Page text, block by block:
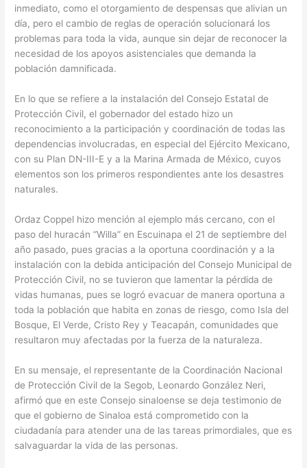
inmediato, como el otorgamiento de despensas que alivian un
día, pero el cambio de reglas de operación solucionará los
problemas para toda la vida, aunque sin dejar de reconocer la
necesidad de los apoyos asistenciales que demanda la
población damnificada.
En lo que se refiere a la instalación del Consejo Estatal de
Protección Civil, el gobernador del estado hizo un
reconocimiento a la participación y coordinación de todas las
dependencias involucradas, en especial del Ejército Mexicano,
con su Plan DN-III-E y a la Marina Armada de México, cuyos
elementos son los primeros respondientes ante los desastres
naturales.
Ordaz Coppel hizo mención al ejemplo más cercano, con el
paso del huracán “Willa” en Escuinapa el 21 de septiembre del
año pasado, pues gracias a la oportuna coordinación y a la
instalación con la debida anticipación del Consejo Municipal de
Protección Civil, no se tuvieron que lamentar la pérdida de
vidas humanas, pues se logró evacuar de manera oportuna a
toda la población que habita en zonas de riesgo, como Isla del
Bosque, El Verde, Cristo Rey y Teacapán, comunidades que
resultaron muy afectadas por la fuerza de la naturaleza.
En su mensaje, el representante de la Coordinación Nacional
de Protección Civil de la Segob, Leonardo González Neri,
afirmó que en este Consejo sinaloense se deja testimonio de
que el gobierno de Sinaloa está comprometido con la
ciudadanía para atender una de las tareas primordiales, que es
salvaguardar la vida de las personas.